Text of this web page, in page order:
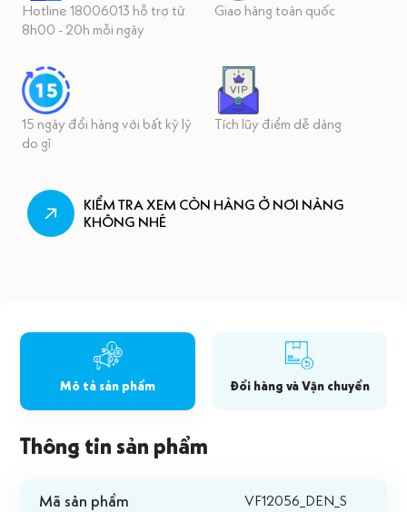
Hotline 18006013 hỗ trợ từ
8h00 - 20h mỗi ngày
Giao hàng toàn quốc
15 ngày đổi hàng với bất kỳ lý
do gì
Tích lũy điểm dễ dàng
KIỂM TRA XEM CÒN HÀNG Ở NƠI NÀNG
KHÔNG NHÉ
Mô tả sản phẩm Đổi hàng và Vận chuyển
Thông tin sản phẩm
Mã sản phẩm VF12056_DEN_S